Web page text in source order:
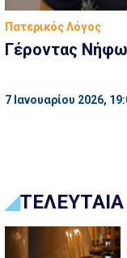
Πατερικός Λόγος
Γέροντας
7 Ιανουαρίου 2026,